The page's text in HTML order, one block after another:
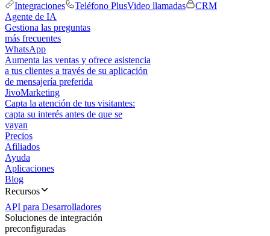
Integraciones
Teléfono PlusVideo llamadas
CRM
Agente de IA
Gestiona las preguntas
más frecuentes
WhatsApp
Aumenta las ventas y ofrece asistencia
a tus clientes a través de su aplicación
de mensajería preferida
JivoMarketing
Capta la atención de tus visitantes:
capta su interés antes de que se
vayan
Precios
Afiliados
Ayuda
Aplicaciones
Blog
Recursos
API para Desarrolladores
Soluciones de integración
preconfiguradas